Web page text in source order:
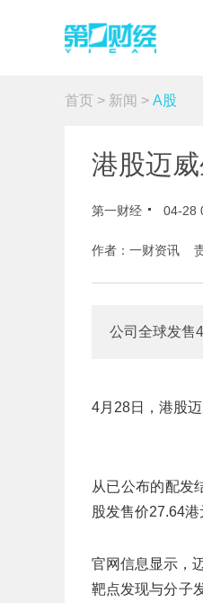
首页 > 新闻 > A股
港股迈
第一财经 04-28
作者：一财资讯
公司全球发售
4月28日，港股
从已公布的配发
股发售价27.64
官网信息显示，
靶点发现与分子